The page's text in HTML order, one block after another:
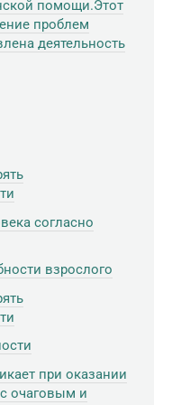
помощи.Этот
проблем
деятель­ность
согласно
взрослого
при оказании
очаговым и